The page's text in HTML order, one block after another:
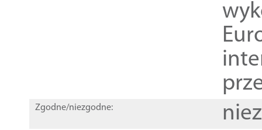
Zgodne/niezgodne: